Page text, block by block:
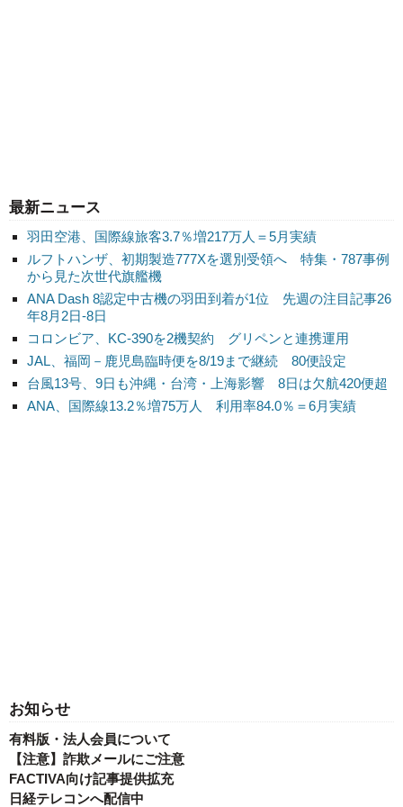
最新ニュース
羽田空港、国際線旅客3.7％増217万人＝5月実績
ルフトハンザ、初期製造777Xを選別受領へ 特集・787事例
から見た次世代旗艦機
ANA Dash 8認定中古機の羽田到着が1位 先週の注目記事26
年8月2日-8日
コロンビア、KC-390を2機契約 グリペンと連携運用
JAL、福岡－鹿児島臨時便を8/19まで継続 80便設定
台風13号、9日も沖縄・台湾・上海影響 8日は欠航420便超
ANA、国際線13.2％増75万人 利用率84.0％＝6月実績
お知らせ
有料版・法人会員について
【注意】詐欺メールにご注意
FACTIVA向け記事提供拡充
日経テレコンへ配信中